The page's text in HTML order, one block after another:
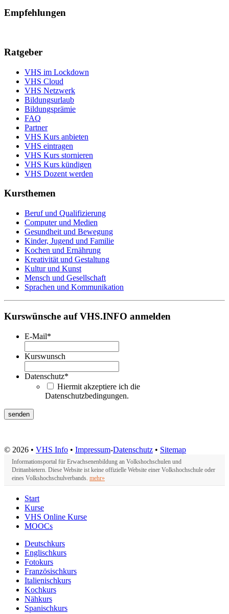
Empfehlungen
Ratgeber
VHS im Lockdown
VHS Cloud
VHS Netzwerk
Bildungsurlaub
Bildungsprämie
FAQ
Partner
VHS Kurs anbieten
VHS eintragen
VHS Kurs stornieren
VHS Kurs kündigen
VHS Dozent werden
Kursthemen
Beruf und Qualifizierung
Computer und Medien
Gesundheit und Bewegung
Kinder, Jugend und Familie
Kochen und Ernährung
Kreativität und Gestaltung
Kultur und Kunst
Mensch und Gesellschaft
Sprachen und Kommunikation
Kurswünsche auf VHS.INFO anmelden
E-Mail*
Kurswunsch
Datenschutz*
Hiermit akzeptiere ich die
Datenschutzbedingungen.
© 2026 • VHS Info • Impressum-Datenschutz • Sitemap
Informationsportal für Erwachsenenbildung an Volkshochschulen und
Drittanbietern. Diese Website ist keine offizielle Website einer Volkshochschule oder
eines Volkshochschulverbands. mehr»
Start
Kurse
VHS Online Kurse
MOOCs
Deutschkurs
Englischkurs
Fotokurs
Französischkurs
Italienischkurs
Kochkurs
Nähkurs
Spanischkurs